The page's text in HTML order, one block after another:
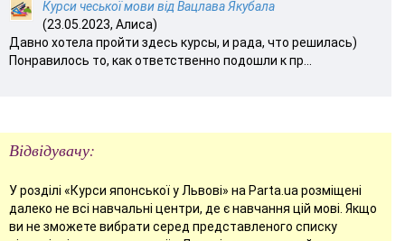
Курси чеської мови від Вацлава Якубала
(23.05.2023, Алиса)
Давно хотела пройти здесь курсы, и рада, что решилась)
Понравилось то, как ответственно подошли к пр...
Відвідувачу:
У розділі «Курси японської у Львові» на Parta.ua розміщені
далеко не всі навчальні центри, де є навчання цій мові. Якщо
ви не зможете вибрати серед представленого списку